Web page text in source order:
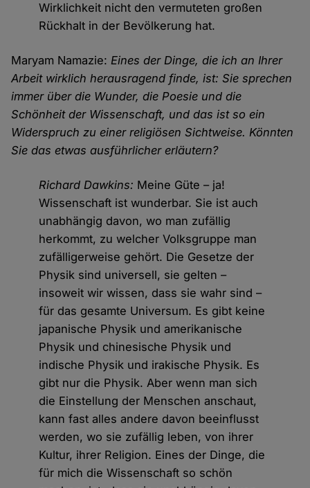
Wirklichkeit nicht den vermuteten großen
Rückhalt in der Bevölkerung hat.
Maryam Namazie:Eines der Dinge, die ich an Ihrer
Arbeit wirklich herausragend finde, ist: Sie sprechen
immer über die Wunder, die Poesie und die
Schönheit der Wissenschaft, und das ist so ein
Widerspruch zu einer religiösen Sichtweise. Könnten
Sie das etwas ausführlicher erläutern?
Richard Dawkins: Meine Güte – ja!
Wissenschaft ist wunderbar. Sie ist auch
unabhängig davon, wo man zufällig
herkommt, zu welcher Volksgruppe man
zufälligerweise gehört. Die Gesetze der
Physik sind universell, sie gelten –
insoweit wir wissen, dass sie wahr sind –
für das gesamte Universum. Es gibt keine
japanische Physik und amerikanische
Physik und chinesische Physik und
indische Physik und irakische Physik. Es
gibt nur die Physik. Aber wenn man sich
die Einstellung der Menschen anschaut,
kann fast alles andere davon beeinflusst
werden, wo sie zufällig leben, von ihrer
Kultur, ihrer Religion. Eines der Dinge, die
für mich die Wissenschaft so schön